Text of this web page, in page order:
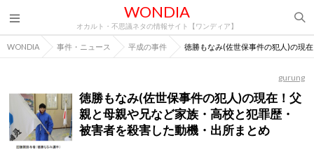
WONDIA
オカルト・不思議ネタの情報サイト【ワンディア】
WONDIA 事件・ニュース 平成の事件 徳勝もなみ(佐世保事件の犯人)の現
gurung
徳勝もなみ(佐世保事件の犯人)の現在！父
親と母親や兄など家族・高校と犯罪歴・
被害者を殺害した動機・出所まとめ